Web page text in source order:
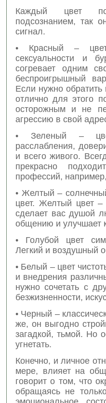
Каждый цвет по-
подсознанием, так
сигнал.
• Красный –
сексуальности и
согревает одним
беспроигрышный
Если нужно
отлично для этого
осторожным и не
агрессию в свой
• Зеленый – цвет
расслабления,
и всего живого.
прекрасно
профессий,
• Желтый –
цвет. Желтый цвет
сделает вас душой
общению и улучшает
• Голубой цвет
Легкий и воздушный
• Белый – цвет
и внедрения
нужно сочетать с
безжизненности,
• Черный –
же, он выгодно
загадкой, тьмой. Но
угнетать.
Конечно, и личное
мере, влияет на
говорит о том, что
обращаясь не